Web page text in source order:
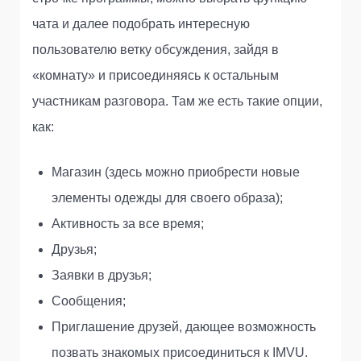
чата и далее подобрать интересную
пользователю ветку обсуждения, зайдя в
«комнату» и присоединяясь к остальным
участникам разговора. Там же есть такие опции,
как:
Магазин (здесь можно приобрести новые
элементы одежды для своего образа);
Активность за все время;
Друзья;
Заявки в друзья;
Сообщения;
Приглашение друзей, дающее возможность
позвать знакомых присоединиться к IMVU.